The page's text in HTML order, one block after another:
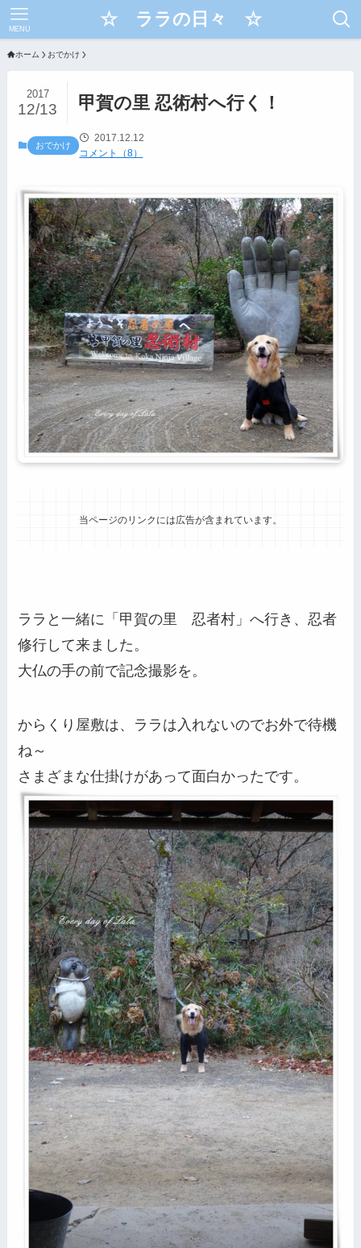
☆ ララの日々 ☆
MENU
ホーム おでかけ
甲賀の里 忍術村へ行く！
2017
12/13
おでかけ
2017.12.12
コメント（8）
当ページのリンクには広告が含まれています。
ララと一緒に「甲賀の里 忍者村」へ行き、忍者
修行して来ました。
大仏の手の前で記念撮影を。
からくり屋敷は、ララは入れないのでお外で待機
ね～
さまざまな仕掛けがあって面白かったです。